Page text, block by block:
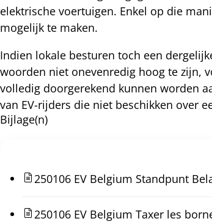
elektrische voertuigen. Enkel op die
mogelijk te maken.
Indien lokale besturen toch een
woorden niet onevenredig hoog te zijn,
volledig doorgerekend kunnen worden
van EV-rijders die niet beschikken over
Bijlage(n)
250106 EV Belgium Standpunt
250106 EV Belgium Taxer les